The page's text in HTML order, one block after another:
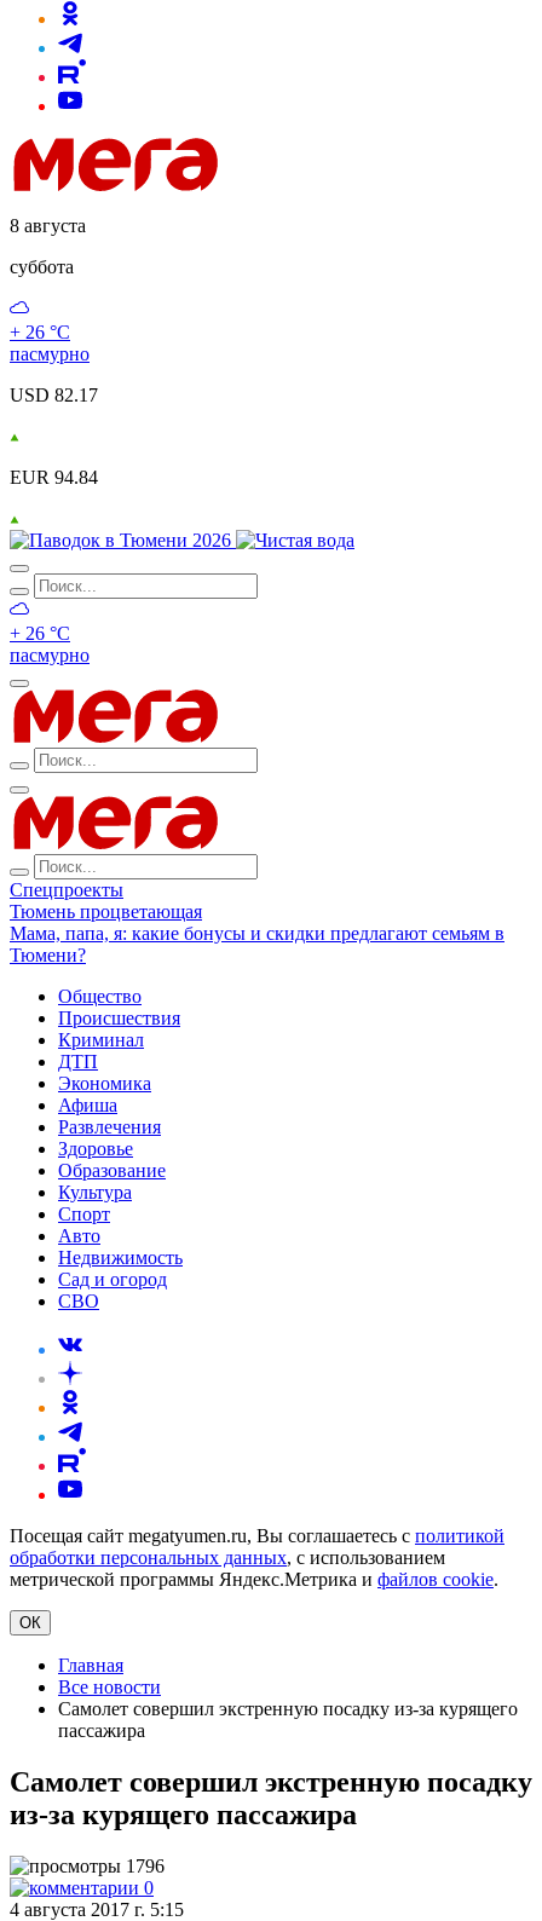
8 августа
суббота
+ 26 °С
пасмурно
USD 82.17
EUR 94.84
+ 26 °С
пасмурно
Спецпроекты
Тюмень процветающая
Мама, папа, я: какие бонусы и скидки предлагают семьям в
Тюмени?
Общество
Происшествия
Криминал
ДТП
Экономика
Афиша
Развлечения
Здоровье
Образование
Культура
Спорт
Авто
Недвижимость
Сад и огород
СВО
Посещая сайт megatyumen.ru, Вы соглашаетесь с политикой
обработки персональных данных, с использованием
метрической программы Яндекс.Метрика и файлов cookie.
ОК
Главная
Все новости
Самолет совершил экстренную посадку из-за курящего
пассажира
Самолет совершил экстренную посадку
из-за курящего пассажира
1796
0
4 августа 2017 г. 5:15